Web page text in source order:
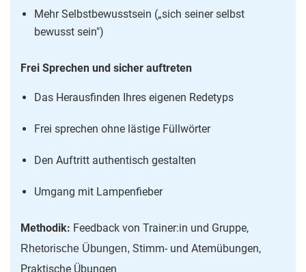
Mehr Selbstbewusstsein („sich seiner selbst
bewusst sein")
Frei Sprechen und sicher auftreten
Das Herausfinden Ihres eigenen Redetyps
Frei sprechen ohne lästige Füllwörter
Den Auftritt authentisch gestalten
Umgang mit Lampenfieber
Methodik: Feedback von Trainer:in und Gruppe,
Rhetorische Übungen, Stimm- und Atemübungen,
Praktische Übungen